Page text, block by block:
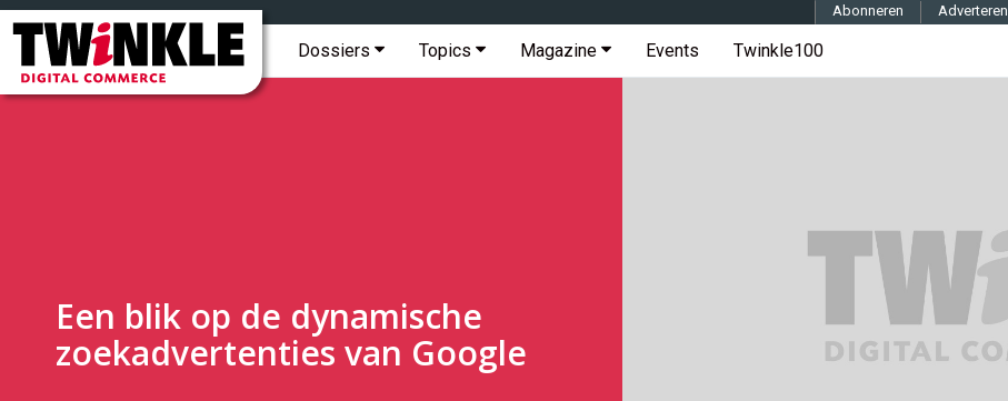
Twinkle
Digital
Commerce
Hoofdmenu
Dossiers Topics Magazine Events Twinkle100
Topmenu Abonneren Adverteren
Een blik op de dynamische
zoekadvertenties van Google